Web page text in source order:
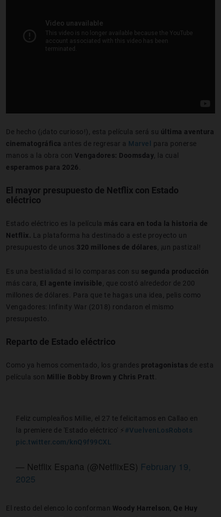
De hecho (¡dato curioso!), esta película será su última aventura
cinematográfica antes de regresar a Marvel
para ponerse
manos a la obra con Vengadores: Doomsday , la cual
esperamos para 2026
El mayor presupuesto de Netflix con Estado
eléctrico
Estado eléctrico es la película más cara en toda la historia de
Netflix. La plataforma ha destinado a este proyecto un
presupuesto de unos 320 millones de dólares , ¡un pastizal!
Es una bestialidad si lo comparas con su segunda producción
más cara, El agente invisible , que costó alrededor de 200
millones de dólares. Para que te hagas una idea, pelis como
Vengadores: Infinity War (2018) rondaron el mismo
presupuesto.
Reparto de Estado eléctrico
Como ya hemos comentado, los grandes protagonistas de esta
película son Millie Bobby Brown y Chris Pratt
Feliz cumpleaños Millie, el 27 te felicitamos en Callao en
la premiere de 'Estado eléctrico' ⚡ #VuelvenLosRobots
pic.twitter.com/knQ9f99CXL
— Netflix España (@NetflixES) February 19,
2025
El resto del elenco lo conforman Woody Harrelson, Qe Huy